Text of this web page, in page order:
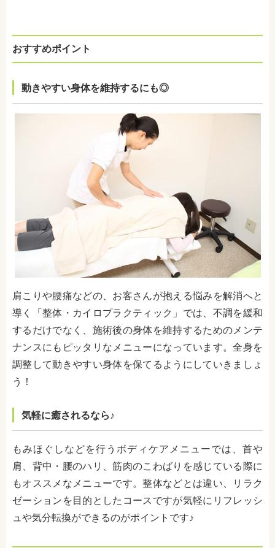
おすすめポイント
動きやすい身体を維持するにも◎
肩こりや腰痛などの、お客さんが抱える悩みを解消へと
導く「整体・カイロプラクティック」では、不調を緩和
するだけでなく、施術後の身体を維持するためのメンテ
ナンスにもピッタリなメニューになっています。全身を
調整して動きやすい身体を保てるようにしていきましょ
う！
気軽に癒されるなら♪
もみほぐしなどを行うボディケアメニューでは、首や
肩、背中・腰のハリ、筋肉のこわばりを感じている際に
もオススメなメニューです。整体などとは違い、リラク
ゼーションを目的としたコースですが気軽にリフレッシ
ュや気分転換ができるのがポイントです♪